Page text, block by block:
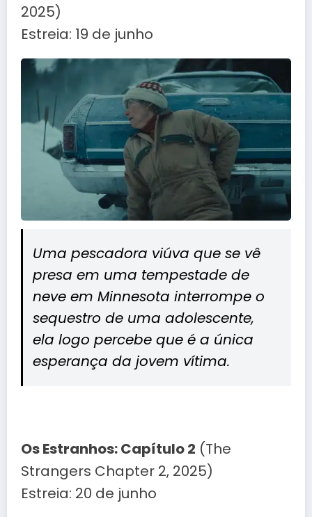
2025)
Estreia: 19 de junho
Uma pescadora viúva que se vê
presa em uma tempestade de
neve em Minnesota interrompe o
sequestro de uma adolescente,
ela logo percebe que é a única
esperança da jovem vítima.
Os Estranhos: Capítulo 2 (The
Strangers Chapter 2, 2025)
Estreia: 20 de junho